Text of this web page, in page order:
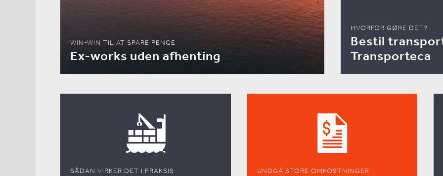
WIN-WIN TIL AT SPARE PENGE
Ex-works uden afhenting
HVORFOR GØRE DET?
Bestil
Transporteca
SÅDAN VIRKER DET I PRAKSIS UNDGÅ STORE OMKOSTNINGER